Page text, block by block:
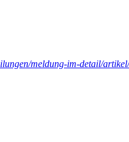
meldung-im-detail/